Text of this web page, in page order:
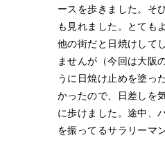
ースを歩きました。そ
も見れました。とても
他の街だと日焼けして
ませんが（今回は大阪
うに日焼け止めを塗っ
かったので、日差しを
に歩けました。途中、
を振ってるサラリーマ